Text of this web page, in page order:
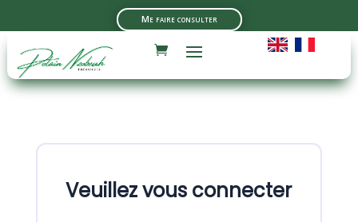
Me faire consulter
Veuillez vous connecter